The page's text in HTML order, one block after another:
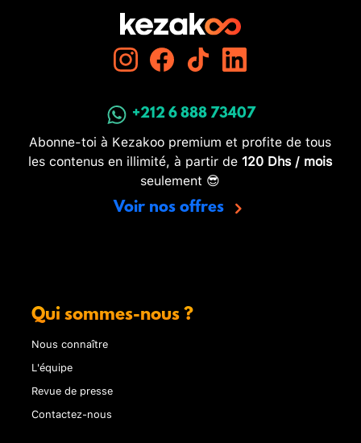
+212 6 888 73407
Abonne-toi à Kezakoo premium et profite de tous
les contenus en illimité, à partir de 120 Dhs / mois
seulement 😎
Voir nos offres
Qui sommes-nous ?
Nous connaître
L'équipe
Revue de presse
Contactez-nous